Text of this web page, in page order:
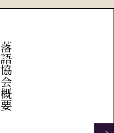
落語協会概要